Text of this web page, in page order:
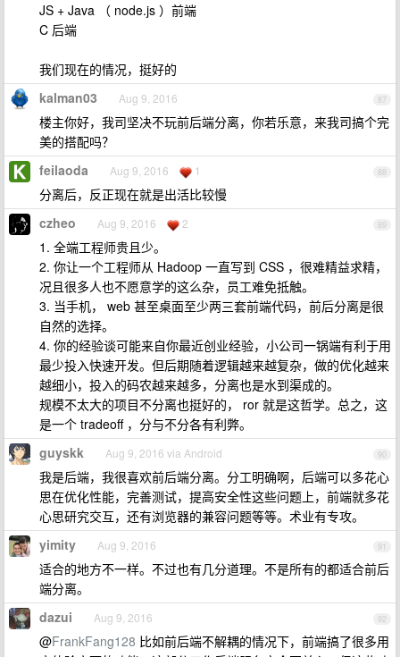
JS + Java （ node.js ）前端
C 后端
我们现在的情况，挺好的
87
kalman03 Aug 9, 2016
楼主你好，我司坚决不玩前后端分离，你若乐意，来我司搞个完
美的搭配吗？
88
feilaoda Aug 9, 2016 1
分离后，反正现在就是出活比较慢
89
czheo Aug 9, 2016 2
1. 全端工程师贵且少。
2. 你让一个工程师从 Hadoop 一直写到 CSS ，很难精益求精，
况且很多人也不愿意学的这么杂，员工难免抵触。
3. 当手机， web 甚至桌面至少两三套前端代码，前后分离是很
自然的选择。
4. 你的经验谈可能来自你最近创业经验，小公司一锅端有利于用
最少投入快速开发。但后期随着逻辑越来越复杂，做的优化越来
越细小，投入的码农越来越多，分离也是水到渠成的。
规模不太大的项目不分离也挺好的， ror 就是这哲学。总之，这
是一个 tradeoff ，分与不分各有利弊。
90
guyskk Aug 9, 2016 via Android
我是后端，我很喜欢前后端分离。分工明确啊，后端可以多花心
思在优化性能，完善测试，提高安全性这些问题上，前端就多花
心思研究交互，还有浏览器的兼容问题等等。术业有专攻。
91
yimity Aug 9, 2016
适合的地方不一样。不过也有几分道理。不是所有的都适合前后
端分离。
92
dazui Aug 9, 2016
@FrankFang128 比如前后端不解耦的情况下，前端搞了很多用